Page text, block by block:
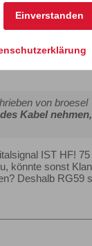
von broesel
Kabel
IST HF!
könnte sonst
Deshalb RG59
Einverstanden